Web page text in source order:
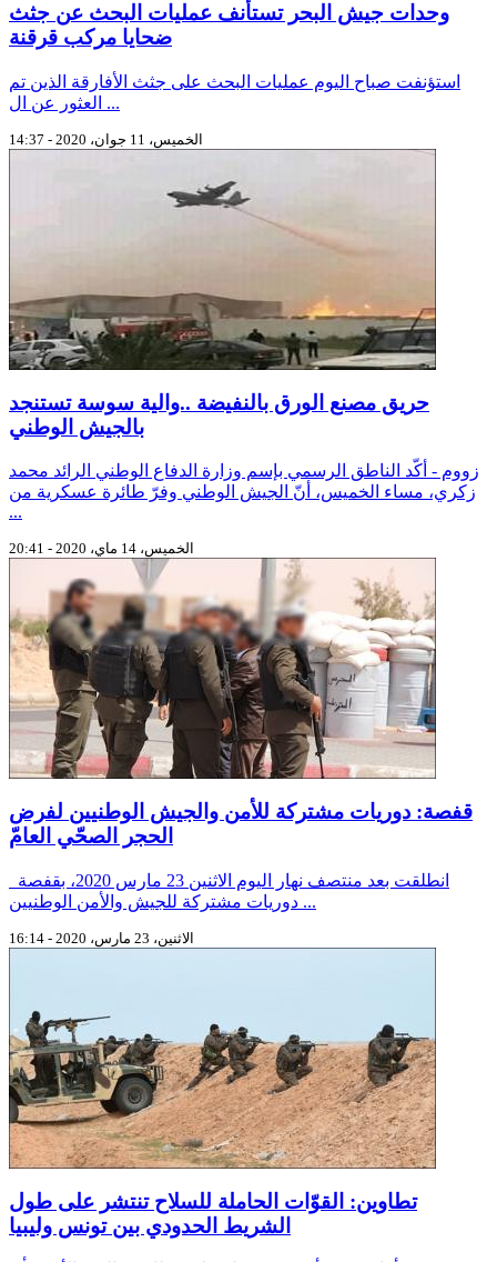
وحدات جيش البحر تستأنف عمليات البحث عن جثث
ضحايا مركب قرقنة
استؤنفت صباح اليوم عمليات البحث على جثث الأفارقة الذين تم
العثور عن ال ...
الخميس، 11 جوان، 2020 - 14:37
حريق مصنع الورق بالنفيضة ..والية سوسة تستنجد
بالجيش الوطني
زووم - أكّد الناطق الرسمي بإسم وزارة الدفاع الوطني الرائد محمد
زكري، مساء الخميس، أنّ الجيش الوطني وفرّ طائرة عسكرية من
...
الخميس، 14 ماي، 2020 - 20:41
قفصة: دوريات مشتركة للأمن والجيش الوطنيين لفرض
الحجر الصحّي العامّ
دوريات مشتركة للجيش والأمن الوطنيين ...
الاثنين، 23 مارس، 2020 - 16:14
تطاوين: القوّات الحاملة للسلاح تنتشر على طول
الشريط الحدودي بين تونس وليبيا